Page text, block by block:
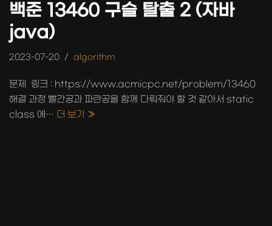
백준 13460 구슬 탈출 2 (자바
java)
2023-07-20 algorithm
문제 링크 : https://www.acmicpc.net/problem/13460
해결 과정 빨간공과 파란공을 함께 다뤄줘야 할 것 같아서 static
class 에… 더 보기 »